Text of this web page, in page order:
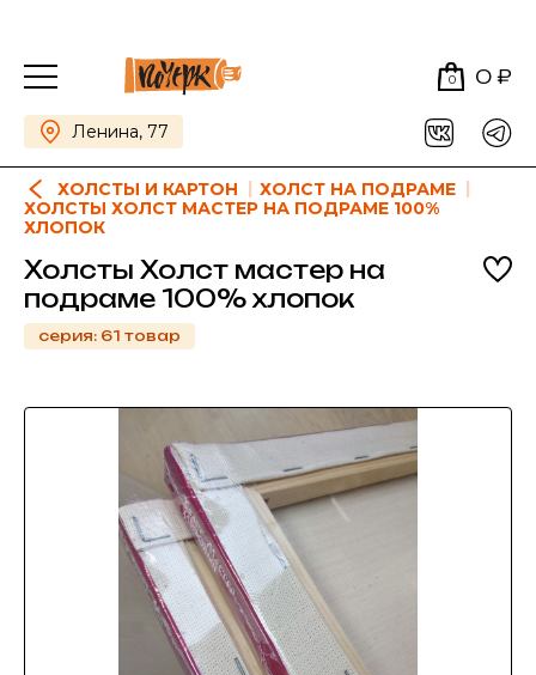
0 0 ₽
Ленина, 77
ХОЛСТЫ И КАРТОН
ХОЛСТ НА ПОДРАМЕ
ХОЛСТЫ ХОЛСТ МАСТЕР НА ПОДРАМЕ 100%
ХЛОПОК
Холсты Холст мастер на
подраме 100% хлопок
серия: 61 товар